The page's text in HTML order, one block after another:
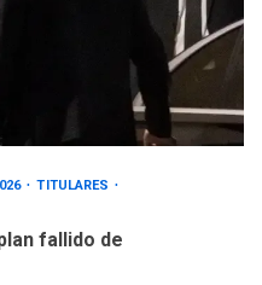
TITULARES
fallido de